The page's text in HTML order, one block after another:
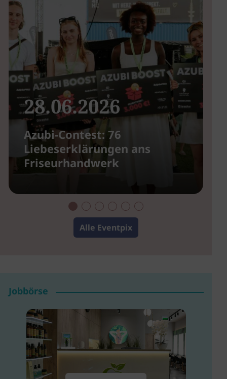
28.06.2026
Azubi-Contest: 76
Liebeserklärungen ans
Friseurhandwerk
Alle Eventpix
Jobbörse